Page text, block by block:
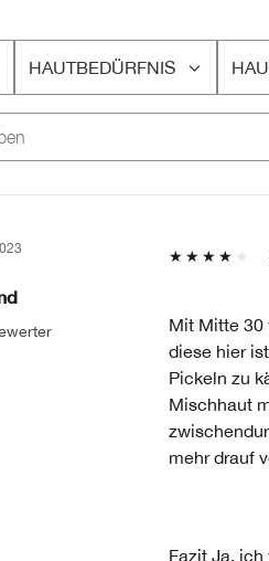
HAUTBEDÜRFNIS
EINE
BEWERTETEN
ID,
DURCHSCHNITTLICHER
EINE
ID,
Mit Mitte 30
diese hier
Pickeln zu
Mischhaut
mehr drauf
Fazit Ja, ich